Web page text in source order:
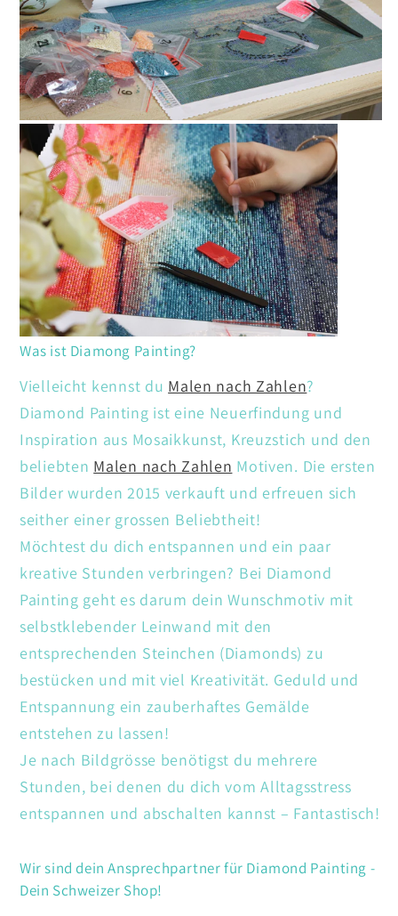
Was ist Diamong Painting?
Vielleicht kennst du Malen nach Zahlen?
Diamond Painting ist eine Neuerfindung und
Inspiration aus Mosaikkunst, Kreuzstich und den
beliebten Malen nach Zahlen Motiven. Die ersten
Bilder wurden 2015 verkauft und erfreuen sich
seither einer grossen Beliebtheit!
Möchtest du dich entspannen und ein paar
kreative Stunden verbringen? Bei Diamond
Painting geht es darum dein Wunschmotiv mit
selbstklebender Leinwand mit den
entsprechenden Steinchen (Diamonds) zu
bestücken und mit viel Kreativität. Geduld und
Entspannung ein zauberhaftes Gemälde
entstehen zu lassen!
Je nach Bildgrösse benötigst du mehrere
Stunden, bei denen du dich vom Alltagsstress
entspannen und abschalten kannst – Fantastisch!
Wir sind dein Ansprechpartner für Diamond Painting -
Dein Schweizer Shop!